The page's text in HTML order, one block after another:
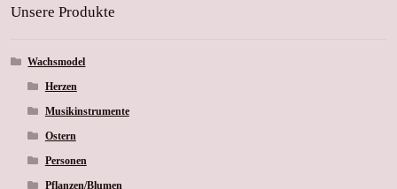
Unsere Produkte
Wachsmodel
Herzen
Musikinstrumente
Ostern
Personen
Pflanzen/Blumen